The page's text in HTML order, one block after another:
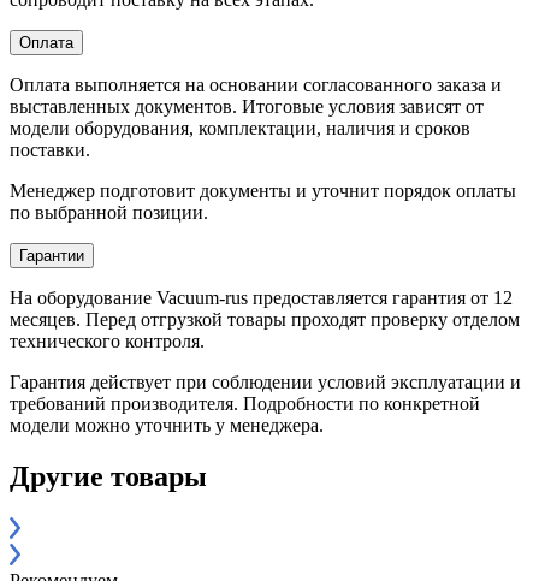
Оплата
Оплата выполняется на основании согласованного заказа и
выставленных документов. Итоговые условия зависят от
модели оборудования, комплектации, наличия и сроков
поставки.
Менеджер подготовит документы и уточнит порядок оплаты
по выбранной позиции.
Гарантии
На оборудование Vacuum-rus предоставляется гарантия от 12
месяцев. Перед отгрузкой товары проходят проверку отделом
технического контроля.
Гарантия действует при соблюдении условий эксплуатации и
требований производителя. Подробности по конкретной
модели можно уточнить у менеджера.
Другие товары